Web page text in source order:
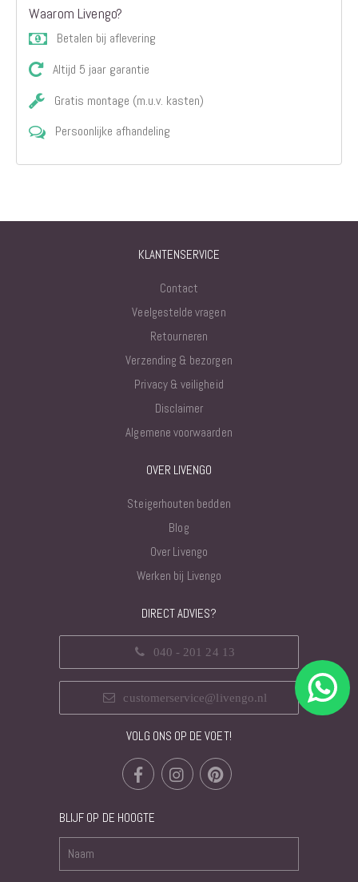
Waarom Livengo?
Betalen bij aflevering
Altijd 5 jaar garantie
Gratis montage (m.u.v. kasten)
Persoonlijke afhandeling
KLANTENSERVICE
Contact
Veelgestelde vragen
Retourneren
Verzending & bezorgen
Privacy & veiligheid
Disclaimer
Algemene voorwaarden
OVER LIVENGO
Steigerhouten bedden
Blog
Over Livengo
Werken bij Livengo
DIRECT ADVIES?
040 - 201 24 13
customerservice@livengo.nl
VOLG ONS OP DE VOET!
BLIJF OP DE HOOGTE